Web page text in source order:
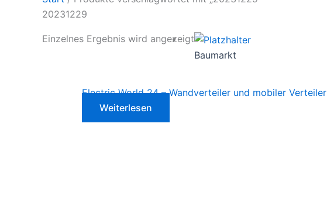
20231229
Einzelnes Ergebnis wird angezeigt
Baumarkt
Electric World 24 – Wandverteiler und mobiler Verteiler
Weiterlesen